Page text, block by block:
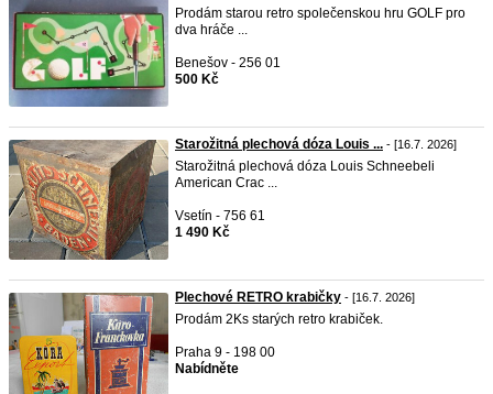
Prodám starou retro společenskou hru GOLF pro
dva hráče ...
Benešov - 256 01
500 Kč
Starožitná plechová dóza Louis ... - [16.7. 2026]
Starožitná plechová dóza Louis Schneebeli
American Crac ...
Vsetín - 756 61
1 490 Kč
Plechové RETRO krabičky - [16.7. 2026]
Prodám 2Ks starých retro krabiček.
Praha 9 - 198 00
Nabídněte